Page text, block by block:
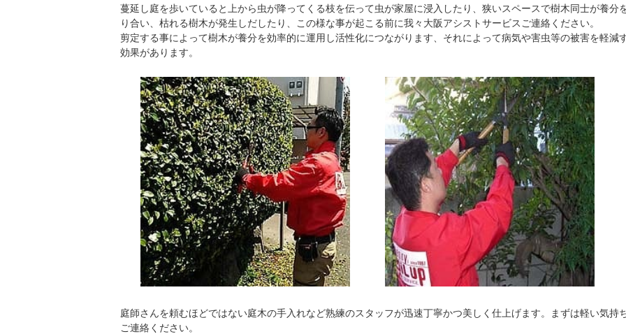
蔓延し庭を歩いていると上から虫が降ってくる枝を伝って虫が家屋に浸入したり、狭いスペースで樹木同士が養分
り合い、枯れる樹木が発生しだしたり、この様な事が起こる前に我々大阪アシストサービスご連絡ください。
剪定する事によって樹木が養分を効率的に運用し活性化につながります、それによって病気や害虫等の被害を軽減
効果があります。
庭師さんを頼むほどではない庭木の手入れなど熟練のスタッフが迅速丁寧かつ美しく仕上げます。まずは軽い気持
ご連絡ください。